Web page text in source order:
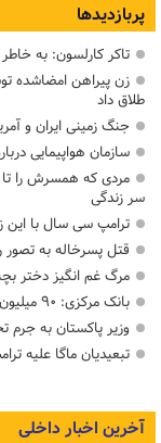
پربازدیدها
تاکر کارلسون: به
زن پیراهن امضاشده
طلاق داد
جنگ زمینی ایران و
سازمان هواپیمایی درباره بلیت ۲۱ میلیونی تهران -
مردی که همسرش را
سر زندگی
ترامپ سی سال با
قتل پسرخاله به تصور
مرگ غم انگیز دختر
بانک مرکزی: ۹۰ میلیون کیف پول برای ایرانی ها ساخته شد
وزیر پاکستان به جرم
تبعیدیان ماگا علیه
آخرین اخبار داخلی